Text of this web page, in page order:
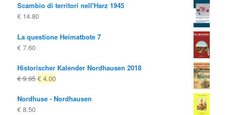
Scambio di territori nell'Harz 1945
€ 14.80
La questione Heimatbote 7
€ 7.60
Historischer Kalender Nordhausen 2018
€9.95 Il
originale
€ 4.00Il
attuale
Nordhuse - Nordhausen
€ 8.50